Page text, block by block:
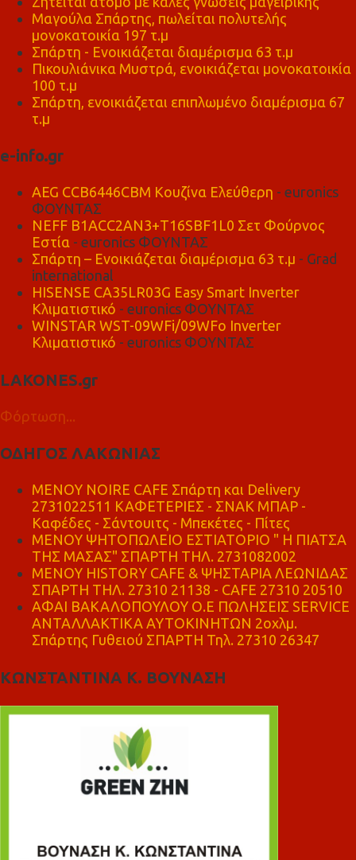
Μαγούλα Σπάρτης, πωλείται πολυτελής
μονοκατοικία 197 τ.μ
Σπάρτη - Ενοικιάζεται διαμέρισμα 63 τ.μ
Πικουλιάνικα Μυστρά, ενοικιάζεται μονοκατοικία
100 τ.μ
Σπάρτη, ενοικιάζεται επιπλωμένο διαμέρισμα 67
τ.μ
e-info.gr
AEG CCB6446CBM Κουζίνα Ελεύθερη - euronics
ΦΟΥΝΤΑΣ
NEFF B1ACC2AN3+T16SBF1L0 Σετ Φούρνος
Εστία - euronics ΦΟΥΝΤΑΣ
Σπάρτη – Ενοικιάζεται διαμέρισμα 63 τ.μ - Grad
international
HISENSE CA35LR03G Easy Smart Inverter
Κλιματιστικό - euronics ΦΟΥΝΤΑΣ
WINSTAR WST-09WFi/09WFo Inverter
Κλιματιστικό - euronics ΦΟΥΝΤΑΣ
LAKONES.gr
Φόρτωση...
ΟΔΗΓΟΣ ΛΑΚΩΝΙΑΣ
MENOY NOIRE CAFE Σπάρτη και Delivery
2731022511 ΚΑΦΕΤΕΡΙΕΣ - ΣΝΑΚ ΜΠΑΡ -
Καφέδες - Σάντουιτς - Μπεκέτες - Πίτες
ΜΕΝΟΥ ΨΗΤΟΠΩΛΕΙΟ ΕΣΤΙΑΤΟΡΙΟ " Η ΠΙΑΤΣΑ
ΤΗΣ ΜΑΣΑΣ" ΣΠΑΡΤΗ ΤΗΛ. 2731082002
ΜΕΝΟΥ HISTORY CAFE & ΨΗΣΤΑΡΙΑ ΛΕΩΝΙΔΑΣ
ΣΠΑΡΤΗ ΤΗΛ. 27310 21138 - CAFE 27310 20510
ΑΦΑΙ ΒΑΚΑΛΟΠΟΥΛΟΥ Ο.Ε ΠΩΛΗΣΕΙΣ SERVICE
ΑΝΤΑΛΛΑΚΤΙΚΑ ΑΥΤΟΚΙΝΗΤΩΝ 2οχλμ.
Σπάρτης Γυθειού ΣΠΑΡΤΗ Τηλ. 27310 26347
ΚΩΝΣΤΑΝΤΙΝΑ Κ. ΒΟΥΝΑΣΗ